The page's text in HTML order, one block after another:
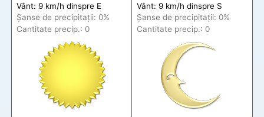
Vânt: 9 km/h dinspre E
Șanse de precipitații: 0%
Cantitate precip.: 0
Vânt: 9 km/h dinspre S
Șanse de precipitații: 0%
Cantitate precip.: 0